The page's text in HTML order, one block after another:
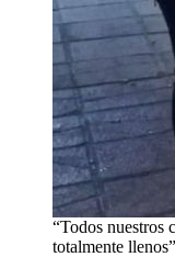
“Todos nuestros
totalmente